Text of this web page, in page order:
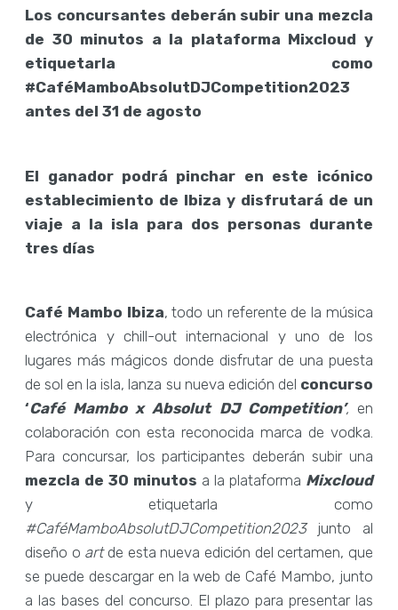
Los concursantes deberán subir una mezcla
de 30 minutos a la plataforma Mixcloud y
etiquetarla como
#CaféMamboAbsolutDJCompetition2023
antes del 31 de agosto
El ganador podrá pinchar en este icónico
establecimiento de Ibiza y disfrutará de un
viaje a la isla para dos personas durante
tres días
Café Mambo Ibiza, todo un referente de la música
electrónica y chill-out internacional y uno de los
lugares más mágicos donde disfrutar de una puesta
de sol en la isla, lanza su nueva edición del concurso
‘Café Mambo x Absolut DJ Competition’, en
colaboración con esta reconocida marca de vodka.
Para concursar, los participantes deberán subir una
mezcla de 30 minutos a la plataforma Mixcloud
y etiquetarla como
#CaféMamboAbsolutDJCompetition2023junto al
diseño o artde esta nueva edición del certamen, que
se puede descargar en la web de Café Mambo, junto
a las bases del concurso. El plazo para presentar las